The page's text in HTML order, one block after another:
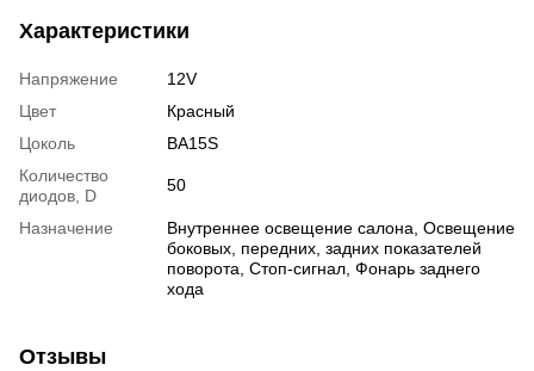
Характеристики
Напряжение
12V
Цвет
Красный
Цоколь
BA15S
Количество
диодов, D
50
Назначение
Внутреннее освещение салона, Освещение
боковых, передних, задних показателей
поворота, Стоп-сигнал, Фонарь заднего
хода
Отзывы